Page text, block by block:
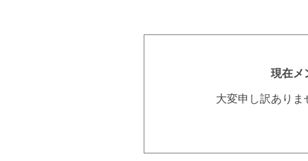
現在メ
大変申し訳あり